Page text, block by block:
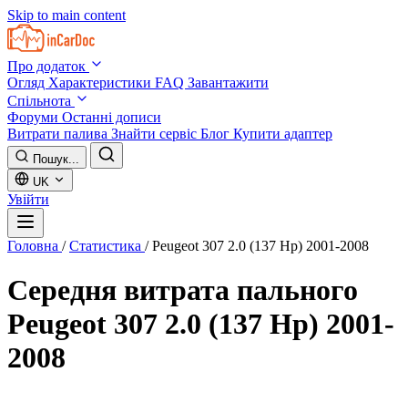
Skip to main content
Про додаток
Огляд Характеристики FAQ Завантажити
Спільнота
Форуми Останні дописи
Витрати палива Знайти сервіс Блог Купити адаптер
Пошук...
UK
Увійти
Головна / Статистика / Peugeot 307 2.0 (137 Hp) 2001-2008
Середня витрата пального
Peugeot 307 2.0 (137 Hp) 2001-
2008